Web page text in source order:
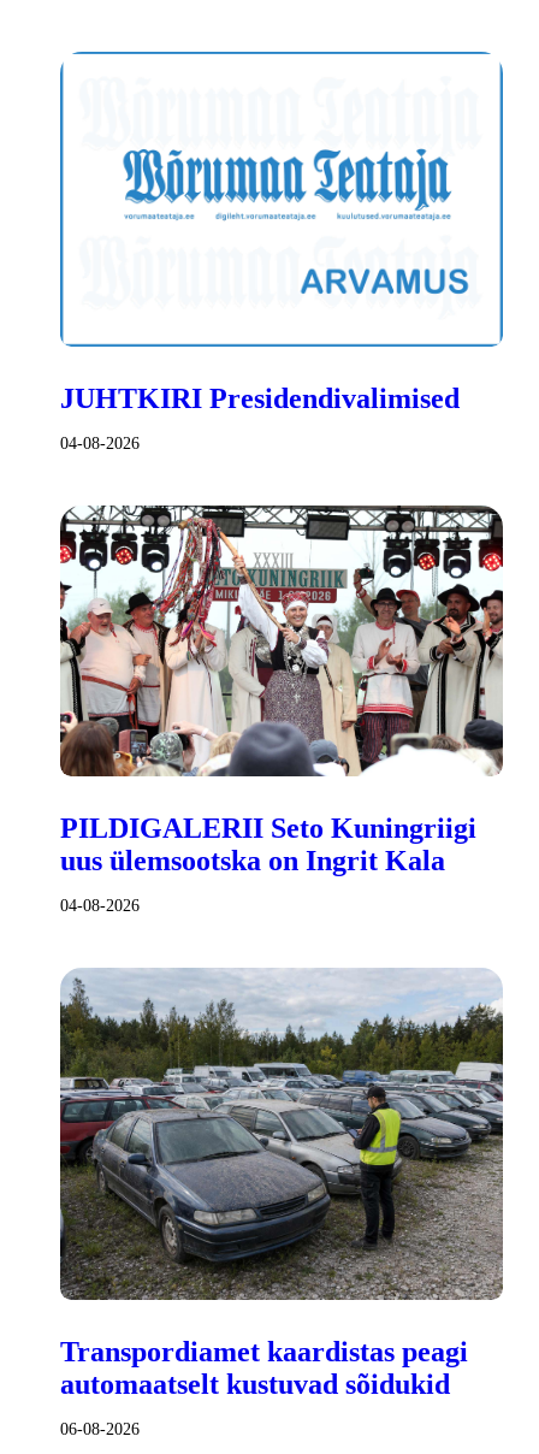
JUHTKIRI Presidendivalimised
04-08-2026
PILDIGALERII Seto Kuningriigi
uus ülemsootska on Ingrit Kala
04-08-2026
Transpordiamet kaardistas peagi
automaatselt kustuvad sõidukid
06-08-2026